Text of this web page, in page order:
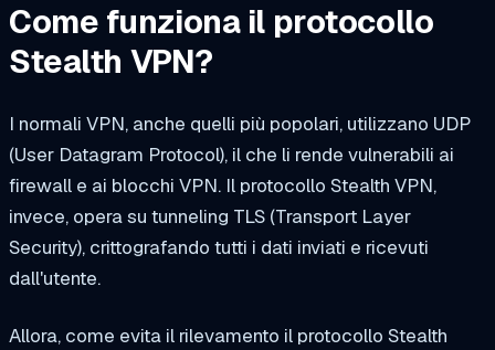
Come funziona il protocollo
Stealth VPN?
I normali VPN, anche quelli più popolari, utilizzano UDP
(User Datagram Protocol), il che li rende vulnerabili ai
firewall e ai blocchi VPN. Il protocollo Stealth VPN,
invece, opera su tunneling TLS (Transport Layer
Security), crittografando tutti i dati inviati e ricevuti
dall'utente.
Allora, come evita il rilevamento il protocollo Stealth